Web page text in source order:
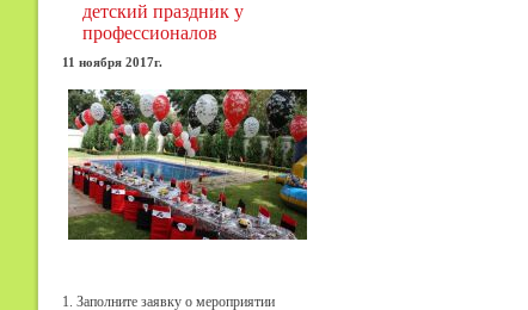
детский праздник у
профессионалов
11 ноября 2017г.
1. Заполните заявку о мероприятии